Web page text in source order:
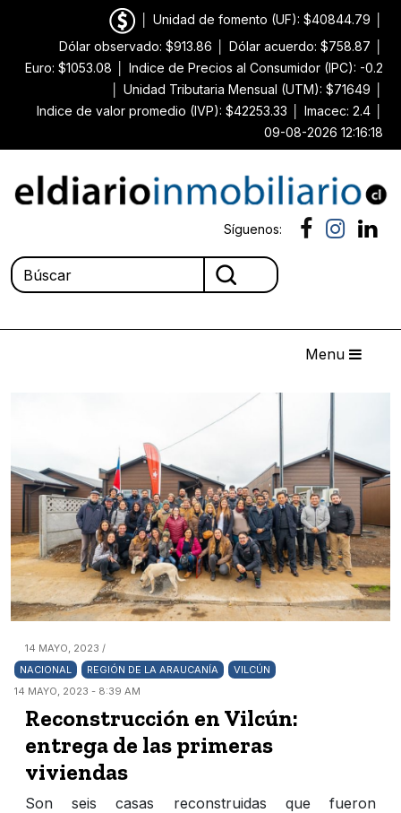
Unidad de fomento (UF): $40844.79
Dólar observado: $913.86
Dólar acuerdo: $758.87
Euro: $1053.08
Indice de Precios al Consumidor (IPC): -0.2
Unidad Tributaria Mensual (UTM): $71649
Indice de valor promedio (IVP): $42253.33
Imacec: 2.4
09-08-2026 12:16:18
Síguenos:
Menu
14 MAYO, 2023 /
NACIONAL
REGIÓN DE LA ARAUCANÍA
VILCÚN
14 MAYO, 2023 - 8:39 AM
Reconstrucción en Vilcún:
entrega de las primeras
viviendas
Son seis casas reconstruidas que fueron